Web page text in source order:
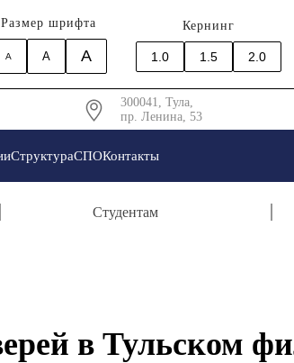
Размер шрифта
A A A
Кернинг
1.0 1.5 2.0
300041, Тула,
пр. Ленина, 53
СтруктураСПОКонтакты
Студентам
в Тульском